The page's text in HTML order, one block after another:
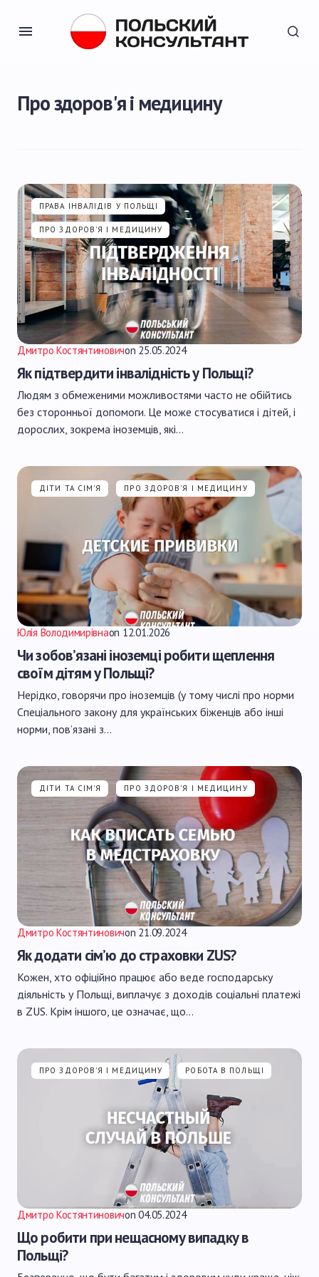
Про здоров'я і медицину
ПРАВА ІНВАЛІДІВ У ПОЛЬЩІ
ПРО ЗДОРОВ'Я І МЕДИЦИНУ
Дмитро Костянтиновичon 25.05.2024
Як підтвердити інвалідність у Польщі?
Людям з обмеженими можливостями часто не обійтись
без сторонньої допомоги. Це може стосуватися і дітей, і
дорослих, зокрема іноземців, які…
ДІТИ ТА СІМ'Я ПРО ЗДОРОВ'Я І МЕДИЦИНУ
Юлія Володимирівнаon 12.01.2026
Чи зобов’язані іноземці робити щеплення
своїм дітям у Польщі?
Нерідко, говорячи про іноземців (у тому числі про норми
Спеціального закону для українських біженців або інші
норми, пов’язані з…
ДІТИ ТА СІМ'Я ПРО ЗДОРОВ'Я І МЕДИЦИНУ
Дмитро Костянтиновичon 21.09.2024
Як додати сім’ю до страховки ZUS?
Кожен, хто офіційно працює або веде господарську
діяльність у Польщі, виплачує з доходів соціальні платежі
в ZUS. Крім іншого, це означає, що…
ПРО ЗДОРОВ'Я І МЕДИЦИНУ РОБОТА В ПОЛЬЩІ
Дмитро Костянтиновичon 04.05.2024
Що робити при нещасному випадку в
Польщі?